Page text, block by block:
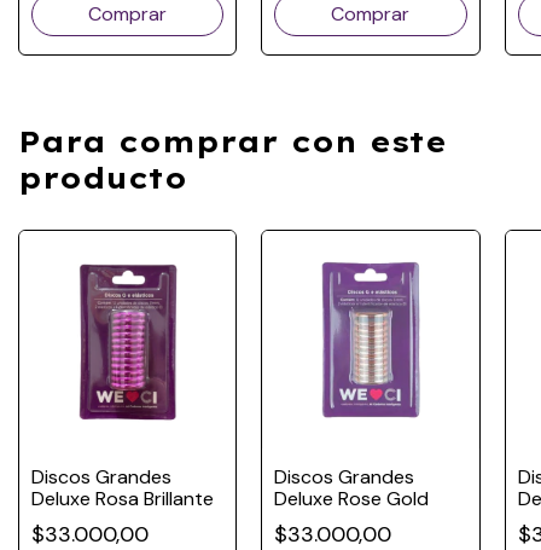
Comprar Comprar
Para comprar con este
producto
Discos Grandes
Deluxe Rosa Brillante
$33.000,00
Discos Grandes
Deluxe Rose Gold
$33.000,00